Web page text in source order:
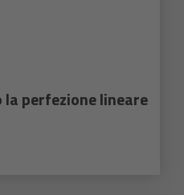
la perfezione lineare